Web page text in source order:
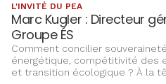
L'INVITÉ DU PEA
Marc Kugler : Directeur
Groupe ÉS
Comment concilier souveraineté
énergétique, compétitivité des
et transition écologique ? À la